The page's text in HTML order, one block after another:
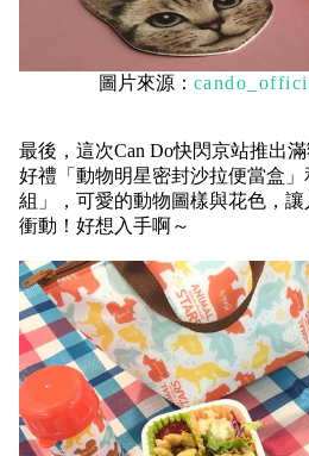
圖片來源：
最後，這次Can Do快閃京站推出
好禮 「動物明星密封沙拉便當盒」
組」
，可愛的動物圖樣與花色，
衝動！好想入手啊～